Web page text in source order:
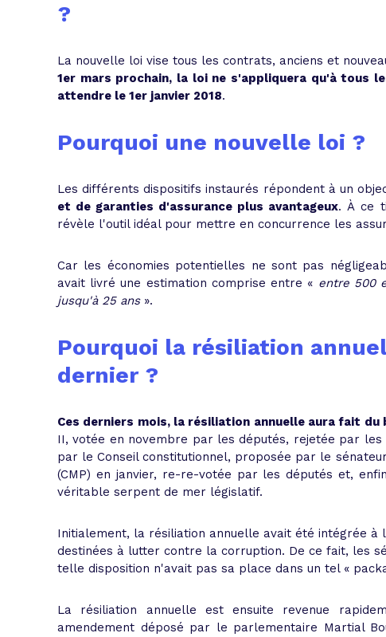
?
La nouvelle loi vise tous les contrats, anciens et
1er mars prochain, la loi ne s'appliquera qu'à tous
attendre le 1er janvier 2018.
Pourquoi une nouvelle loi ?
Les différents dispositifs instaurés répondent à un
et de garanties d'assurance plus avantageux. À ce
révèle l'outil idéal pour mettre en concurrence les
Car les économies potentielles ne sont pas
avait livré une estimation comprise entre « entre 500
jusqu'à 25 ans».
Pourquoi la résiliation
dernier ?
Ces derniers mois, la résiliation annuelle aura fait
II, votée en novembre par les députés, rejetée par
par le Conseil constitutionnel, proposée par le
(CMP) en janvier, re-re-votée par les députés et,
véritable serpent de mer législatif.
Initialement, la résiliation annuelle avait été intégrée
destinées à lutter contre la corruption. De ce fait, les
telle disposition n'avait pas sa place dans un tel «
La résiliation annuelle est ensuite revenue
amendement déposé par le parlementaire Martial